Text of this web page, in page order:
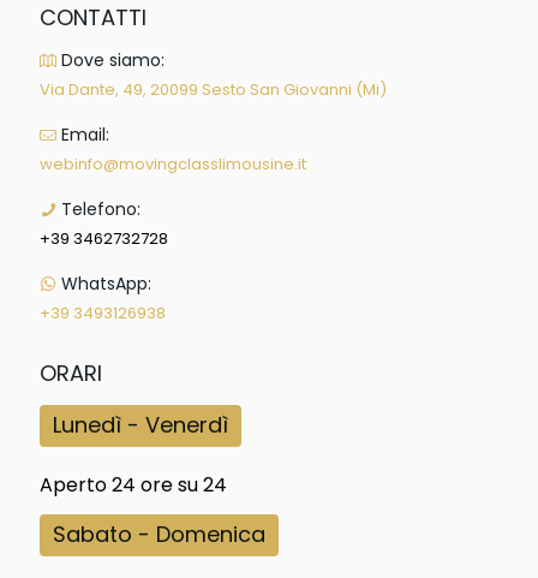
CONTATTI
Dove siamo:
Via Dante, 49, 20099 Sesto San Giovanni (Mi)
Email:
webinfo@movingclasslimousine.it
Telefono:
+39 3462732728
WhatsApp:
+39 3493126938
ORARI
Lunedì - Venerdì
Aperto 24 ore su 24
Sabato - Domenica